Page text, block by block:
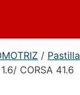
/
CORSA 41.6